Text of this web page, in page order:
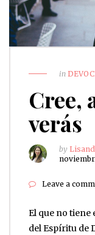
in
Cree,
verás
by
Leave a
El que no tiene
del Espíritu de